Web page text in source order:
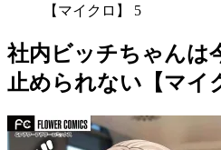
【マイクロ】 5
社内ビッチちゃんは
止められない【マイ